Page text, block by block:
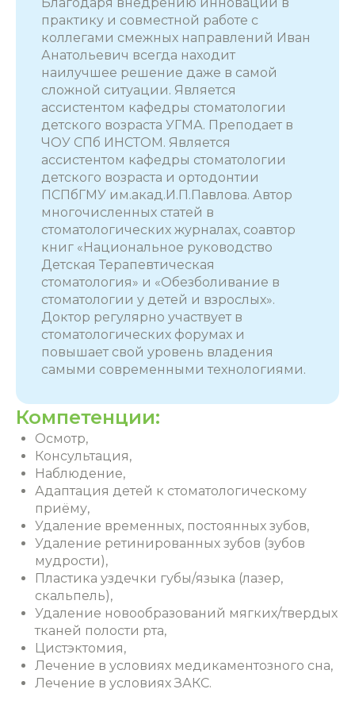
практику и совместной работе с
коллегами смежных направлений Иван
Анатольевич всегда находит
наилучшее решение даже в самой
сложной ситуации. Является
ассистентом кафедры стоматологии
детского возраста УГМА. Преподает в
ЧОУ СПб ИНСТОМ. Является
ассистентом кафедры стоматологии
детского возраста и ортодонтии
ПСПбГМУ им.акад.И.П.Павлова. Автор
многочисленных статей в
стоматологических журналах, соавтор
книг «Национальное руководство
Детская Терапевтическая
стоматология» и «Обезболивание в
стоматологии у детей и взрослых».
Доктор регулярно участвует в
стоматологических форумах и
повышает свой уровень владения
самыми современными технологиями.
Компетенции:
Осмотр,
Консультация,
Наблюдение,
Адаптация детей к стоматологическому
приёму,
Удаление временных, постоянных зубов,
Удаление ретинированных зубов (зубов
мудрости),
Пластика уздечки губы/языка (лазер,
скальпель),
Удаление новообразований мягких/твердых
тканей полости рта,
Цистэктомия,
Лечение в условиях медикаментозного сна,
Лечение в условиях ЗАКС.